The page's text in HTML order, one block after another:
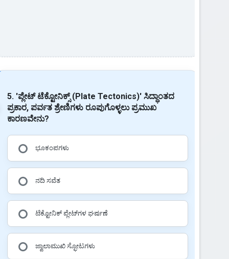
5. 'ಪ್ಲೇಟ್ ಟೆಕ್ಟೋನಿಕ್ಸ್ (Plate Tectonics)' ಸಿದ್ಧಾಂತದ
ಪ್ರಕಾರ, ಪರ್ವತ ಶ್ರೇಣಿಗಳು ರೂಪುಗೊಳ್ಳಲು ಪ್ರಮುಖ
ಕಾರಣವೇನು?
ಭೂಕಂಪಗಳು
ನದಿ ಸವೆತ
ಟೆಕ್ಟೋನಿಕ್ ಪ್ಲೇಟ್‌ಗಳ ಘರ್ಷಣೆ
ಜ್ವಾಲಾಮುಖಿ ಸ್ಫೋಟಗಳು